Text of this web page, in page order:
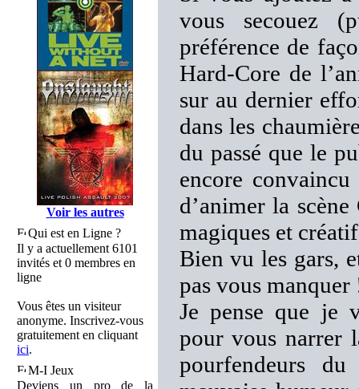
Voir les autres
Qui est en Ligne ?
Il y a actuellement 6101
invités et 0 membres en
ligne
Vous êtes un visiteur
anonyme. Inscrivez-vous
gratuitement en cliquant
ici.
M-I Jeux
Deviens un pro de la
vous secouez
préférence de
Hard-Core de
sur au dernier
dans les
du passé que le
encore
d’animer la
magiques et
Bien vu les gars,
pas vous manquer
Je pense que je
pour vous narrer
pourfendeurs